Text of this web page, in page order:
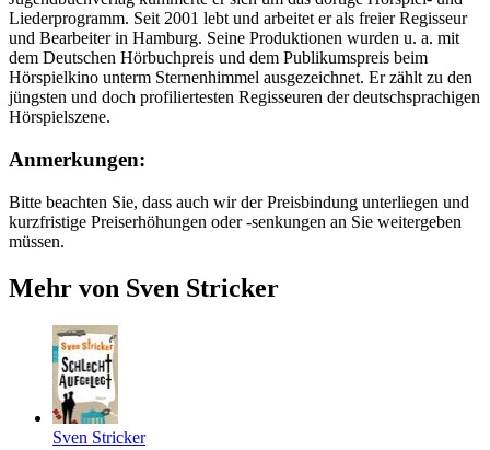
Liederprogramm. Seit 2001 lebt und arbeitet er als freier Regisseur
und Bearbeiter in Hamburg. Seine Produktionen wurden u. a. mit
dem Deutschen Hörbuchpreis und dem Publikumspreis beim
Hörspielkino unterm Sternenhimmel ausgezeichnet. Er zählt zu den
jüngsten und doch profiliertesten Regisseuren der deutschsprachigen
Hörspielszene.
Anmerkungen:
Bitte beachten Sie, dass auch wir der Preisbindung unterliegen und
kurzfristige Preiserhöhungen oder -senkungen an Sie weitergeben
müssen.
Mehr von Sven Stricker
Sven Stricker